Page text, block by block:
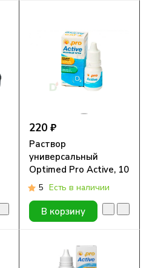
220 ₽
Раствор
универсальный
Optimed Pro Active, 10
мл5 Есть в наличии
В корзину